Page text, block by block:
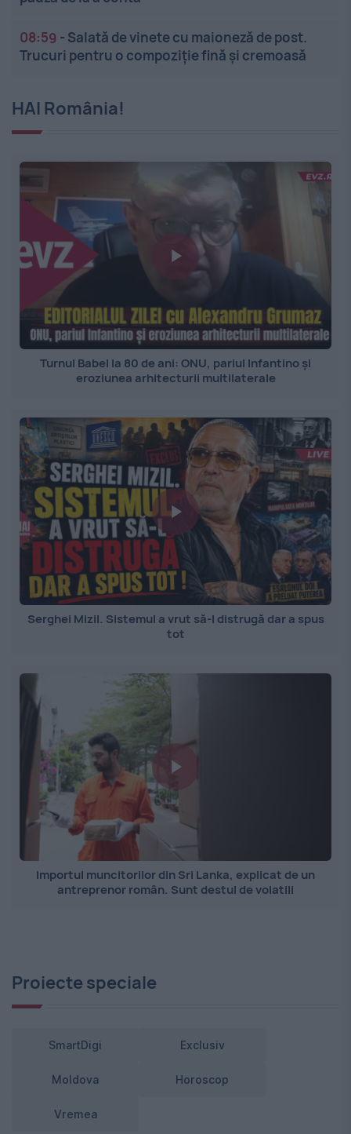
08:59 - Salată de vinete cu maioneză de post.
Trucuri pentru o compoziție fină și cremoasă
HAI România!
Turnul Babel la 80 de ani: ONU, pariul Infantino și
eroziunea arhitecturii multilaterale
Serghei Mizil. Sistemul a vrut să-l distrugă dar a spus
tot
Importul muncitorilor din Sri Lanka, explicat de un
antreprenor român. Sunt destul de volatili
Proiecte speciale
SmartDigi Exclusiv
Moldova Horoscop
Vremea